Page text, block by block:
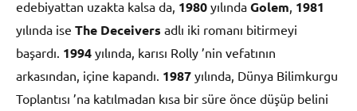
edebiyattan uzakta kalsa da, 1980 yılında Golem 1981
yılında ise The Deceivers adlı iki romanı bitirmeyi
başardı. 1994 yılında, karısı Rolly ’nin vefatının
arkasından, içine kapandı. 1987 yılında, Dünya Bilimkurgu
Toplantısı ’na katılmadan kısa bir süre önce düşüp belini